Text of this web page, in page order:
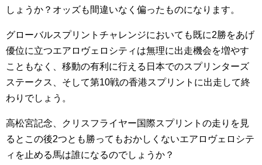
しょうか？オッズも間違いなく偏ったものになります。
グローバルスプリントチャレンジにおいても既に2勝をあげ
優位に立つエアロヴェロシティは無理に出走機会を増やす
こともなく、移動の有利に行える日本でのスプリンターズ
ステークス、そして第10戦の香港スプリントに出走して終
わりでしょう。
高松宮記念、クリスフライヤー国際スプリントの走りを見
るとこの後2つとも勝ってもおかしくないエアロヴェロシテ
ィを止める馬は誰になるのでしょうか？